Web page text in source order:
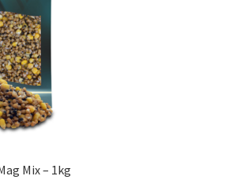
Mix – 1kg